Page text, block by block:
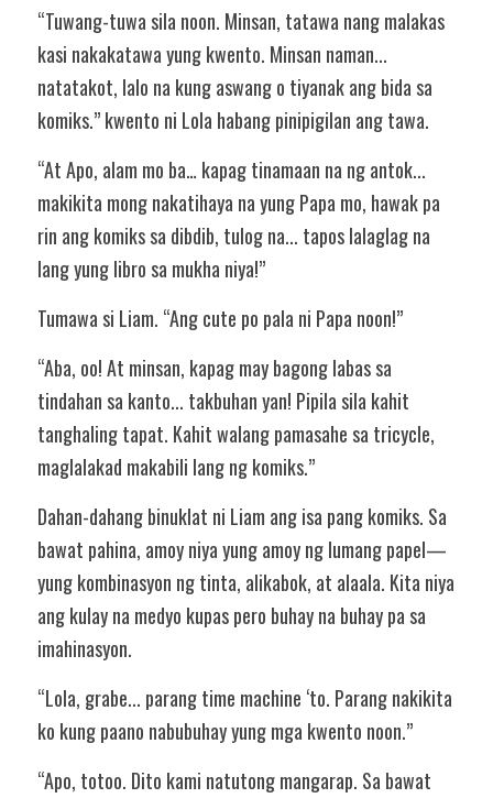
“Tuwang-tuwa sila noon. Minsan, tatawa nang malakas
kasi nakakatawa yung kwento. Minsan naman...
natatakot, lalo na kung aswang o tiyanak ang bida sa
komiks.” kwento ni Lola habang pinipigilan ang tawa.
“At Apo, alam mo ba… kapag tinamaan na ng antok...
makikita mong nakatihaya na yung Papa mo, hawak pa
rin ang komiks sa dibdib, tulog na... tapos lalaglag na
lang yung libro sa mukha niya!”
Tumawa si Liam. “Ang cute po pala ni Papa noon!”
“Aba, oo! At minsan, kapag may bagong labas sa
tindahan sa kanto... takbuhan yan! Pipila sila kahit
tanghaling tapat. Kahit walang pamasahe sa tricycle,
maglalakad makabili lang ng komiks.”
Dahan-dahang binuklat ni Liam ang isa pang komiks. Sa
bawat pahina, amoy niya yung amoy ng lumang papel—
yung kombinasyon ng tinta, alikabok, at alaala. Kita niya
ang kulay na medyo kupas pero buhay na buhay pa sa
imahinasyon.
“Lola, grabe... parang time machine ‘to. Parang nakikita
ko kung paano nabubuhay yung mga kwento noon.”
“Apo, totoo. Dito kami natutong mangarap. Sa bawat